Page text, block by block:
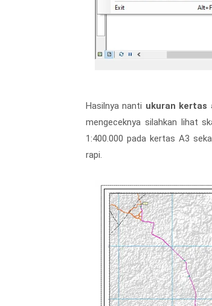
Hasilnya nanti ukuran kertas
mengeceknya silahkan lihat
1:400.000 pada kertas A3
rapi.